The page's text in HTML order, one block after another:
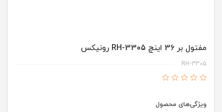
مفتول بر 36 اینچ RH-3305 رونیکس
RH-3305
ویژگی‌های محصول